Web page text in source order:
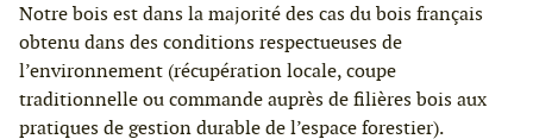
Notre bois est dans la majorité des cas du bois français
obtenu dans des conditions respectueuses de
l’environnement (récupération locale, coupe
traditionnelle ou commande auprès de filières bois aux
pratiques de gestion durable de l’espace forestier).